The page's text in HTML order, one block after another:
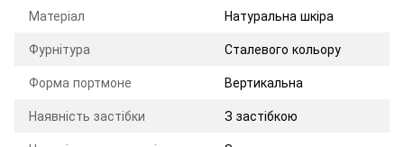
Матеріал
Натуральна шкіра
Фурнітура
Сталевого кольору
Форма портмоне
Вертикальна
Наявність застібки
З застібкою